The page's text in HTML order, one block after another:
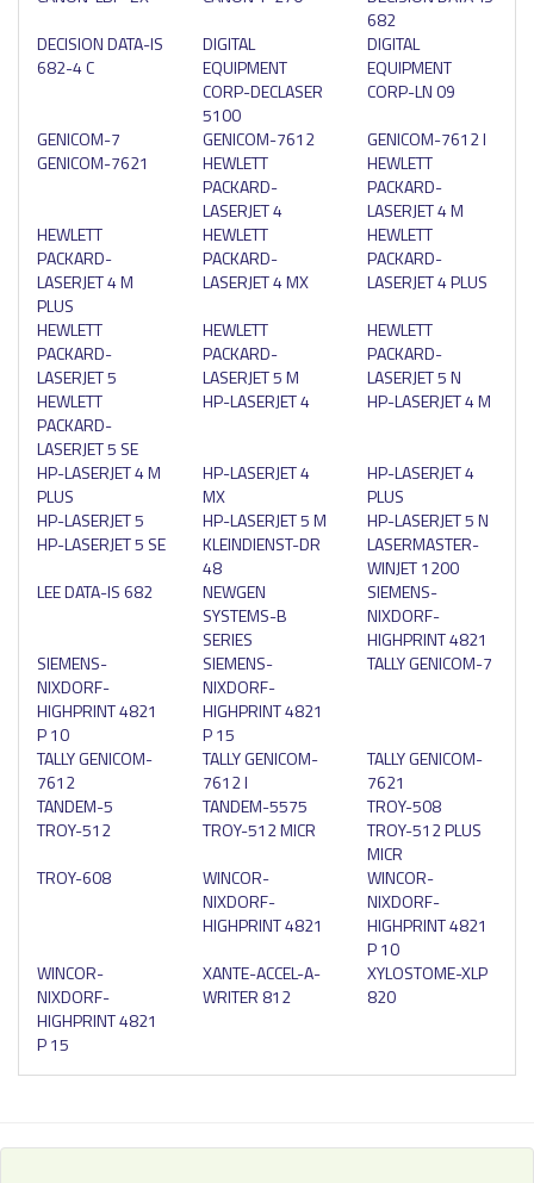
682
DECISION DATA-IS
682-4 C
DIGITAL
EQUIPMENT
CORP-DECLASER
5100
DIGITAL
EQUIPMENT
CORP-LN 09
GENICOM-7
GENICOM-7612
GENICOM-7612 I
GENICOM-7621
HEWLETT
PACKARD-
LASERJET 4
HEWLETT
PACKARD-
LASERJET 4 M
HEWLETT
PACKARD-
LASERJET 4 M
PLUS
HEWLETT
PACKARD-
LASERJET 4 MX
HEWLETT
PACKARD-
LASERJET 4 PLUS
HEWLETT
PACKARD-
LASERJET 5
HEWLETT
PACKARD-
LASERJET 5 M
HEWLETT
PACKARD-
LASERJET 5 N
HEWLETT
PACKARD-
LASERJET 5 SE
HP-LASERJET 4 HP-LASERJET 4 M
HP-LASERJET 4 M
PLUS
HP-LASERJET 4
MX
HP-LASERJET 4
PLUS
HP-LASERJET 5
HP-LASERJET 5 M
HP-LASERJET 5 N
HP-LASERJET 5 SE
KLEINDIENST-DR
48
LASERMASTER-
WINJET 1200
LEE DATA-IS 682
NEWGEN
SYSTEMS-B
SERIES
SIEMENS-
NIXDORF-
HIGHPRINT 4821
SIEMENS-
NIXDORF-
HIGHPRINT 4821
P 10
SIEMENS-
NIXDORF-
HIGHPRINT 4821
P 15
TALLY GENICOM-7
TALLY GENICOM-
7612
TALLY GENICOM-
7612 I
TALLY GENICOM-
7621
TANDEM-5
TANDEM-5575
TROY-508
TROY-512
TROY-512 MICR
TROY-512 PLUS
MICR
TROY-608
WINCOR-
NIXDORF-
HIGHPRINT 4821
WINCOR-
NIXDORF-
HIGHPRINT 4821
P 10
WINCOR-
NIXDORF-
HIGHPRINT 4821
P 15
XANTE-ACCEL-A-
WRITER 812
XYLOSTOME-XLP
820